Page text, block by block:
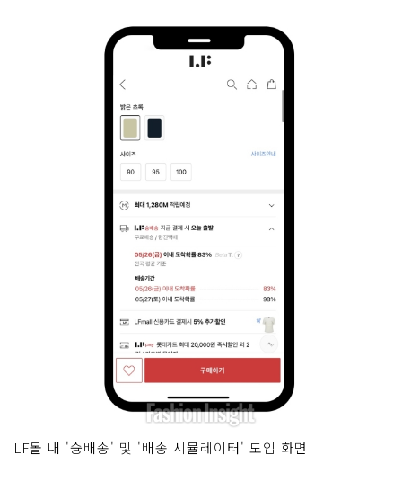
LF몰 내 '슝배송' 및 '배송 시뮬레이터' 도입 화면